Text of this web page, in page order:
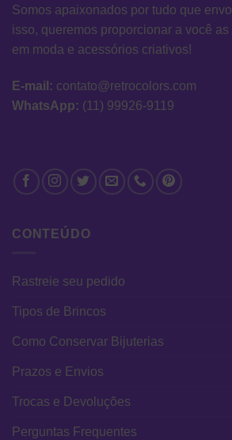
Somos apaixonados por tudo que
isso, queremos proporcionar a você
em moda e acessórios criativos!
E-mail: contato@retrocolors.com
WhatsApp: (11) 99926-9119
CONTEÚDO
Rastreie seu pedido
Tipos de Brincos
Como Conservar Bijuterias
Prazos e Envios
Trocas e Devoluções
Perguntas Frequentes